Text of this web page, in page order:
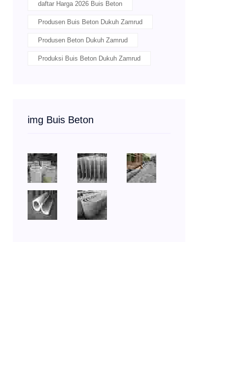
daftar Harga 2026 Buis Beton
Produsen Buis Beton Dukuh Zamrud
Produsen Beton Dukuh Zamrud
Produksi Buis Beton Dukuh Zamrud
img Buis Beton